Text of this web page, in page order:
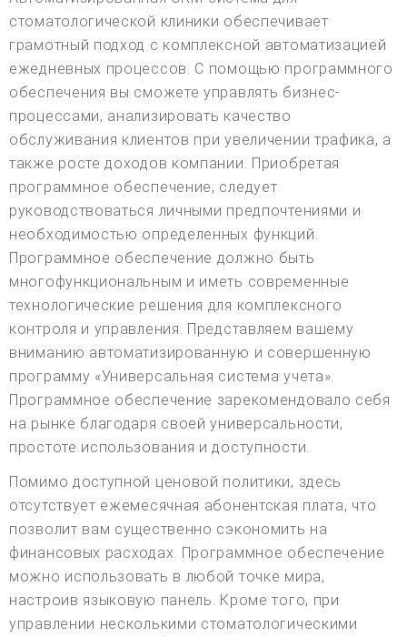
стоматологической клиники обеспечивает
грамотный подход с комплексной автоматизацией
ежедневных процессов. С помощью программного
обеспечения вы сможете управлять бизнес-
процессами, анализировать качество
обслуживания клиентов при увеличении трафика, а
также росте доходов компании. Приобретая
программное обеспечение, следует
руководствоваться личными предпочтениями и
необходимостью определенных функций.
Программное обеспечение должно быть
многофункциональным и иметь современные
технологические решения для комплексного
контроля и управления. Представляем вашему
вниманию автоматизированную и совершенную
программу «Универсальная система учета».
Программное обеспечение зарекомендовало себя
на рынке благодаря своей универсальности,
простоте использования и доступности.
Помимо доступной ценовой политики, здесь
отсутствует ежемесячная абонентская плата, что
позволит вам существенно сэкономить на
финансовых расходах. Программное обеспечение
можно использовать в любой точке мира,
настроив языковую панель. Кроме того, при
управлении несколькими стоматологическими